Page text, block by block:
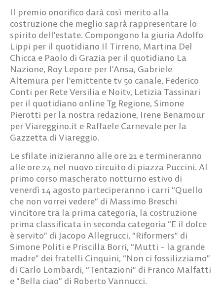
Il premio onorifico darà così merito alla
costruzione che meglio saprà rappresentare lo
spirito dell’estate. Compongono la giuria Adolfo
Lippi per il quotidiano Il Tirreno, Martina Del
Chicca e Paolo di Grazia per il quotidiano La
Nazione, Roy Lepore per l’Ansa, Gabriele
Altemura per l’emittente tv 50 canale, Federico
Conti per Rete Versilia e Noitv, Letizia Tassinari
per il quotidiano online Tg Regione, Simone
Pierotti per la nostra redazione, Irene Benamour
per Viareggino.it e Raffaele Carnevale per la
Gazzetta di Viareggio.
Le sfilate inizieranno alle ore 21 e termineranno
alle ore 24 nel nuovo circuito di piazza Puccini. Al
primo corso mascherato notturno estivo di
venerdì 14 agosto parteciperanno i carri “Quello
che non vorrei vedere” di Massimo Breschi
vincitore tra la prima categoria, la costruzione
prima classificata in seconda categoria “E il dolce
è servito” di Jacopo Allegrucci, “Riformers” di
Simone Politi e Priscilla Borri, “Mutti – la grande
madre” dei fratelli Cinquini, “Non ci fossilizziamo”
di Carlo Lombardi, “Tentazioni” di Franco Malfatti
e “Bella ciao” di Roberto Vannucci.